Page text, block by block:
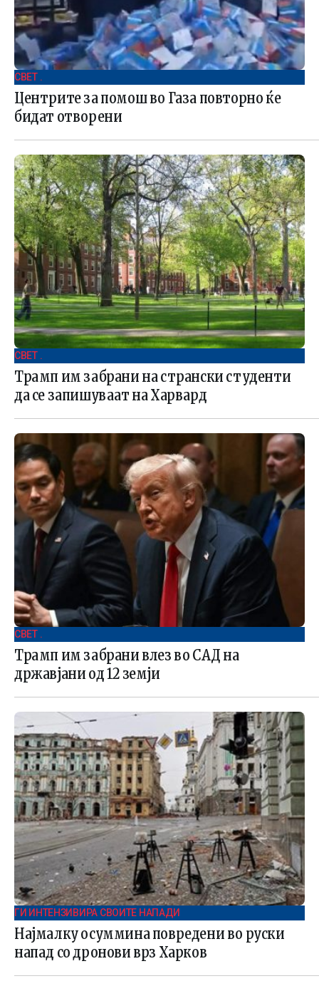
СВЕТ .
Центрите за помош во Газа повторно ќе
бидат отворени
СВЕТ .
Трамп им забрани на странски студенти
да се запишуваат на Харвард
СВЕТ .
Трамп им забрани влез во САД на
државјани од 12 земји
ГИ ИНТЕНЗИВИРА СВОИТЕ НАПАДИ
Најмалку осуммина повредени во руски
напад со дронови врз Харков